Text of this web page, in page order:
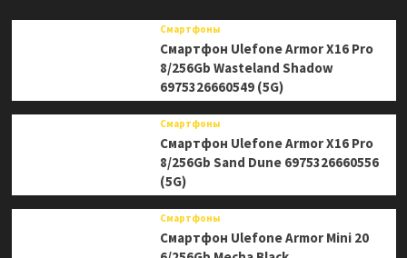
Смартфоны
Смартфон Ulefone Armor X16 Pro
8/256Gb Wasteland Shadow
6975326660549 (5G)
Смартфоны
Смартфон Ulefone Armor X16 Pro
8/256Gb Sand Dune 6975326660556
(5G)
Смартфоны
Смартфон Ulefone Armor Mini 20